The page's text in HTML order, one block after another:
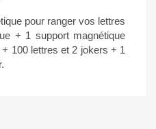
pour ranger vos lettres
+ 1 support magnétique
100 lettres et 2 jokers + 1